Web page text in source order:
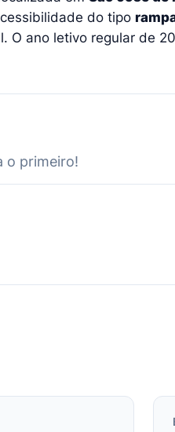
do tipo
O ano letivo regular de
o primeiro!